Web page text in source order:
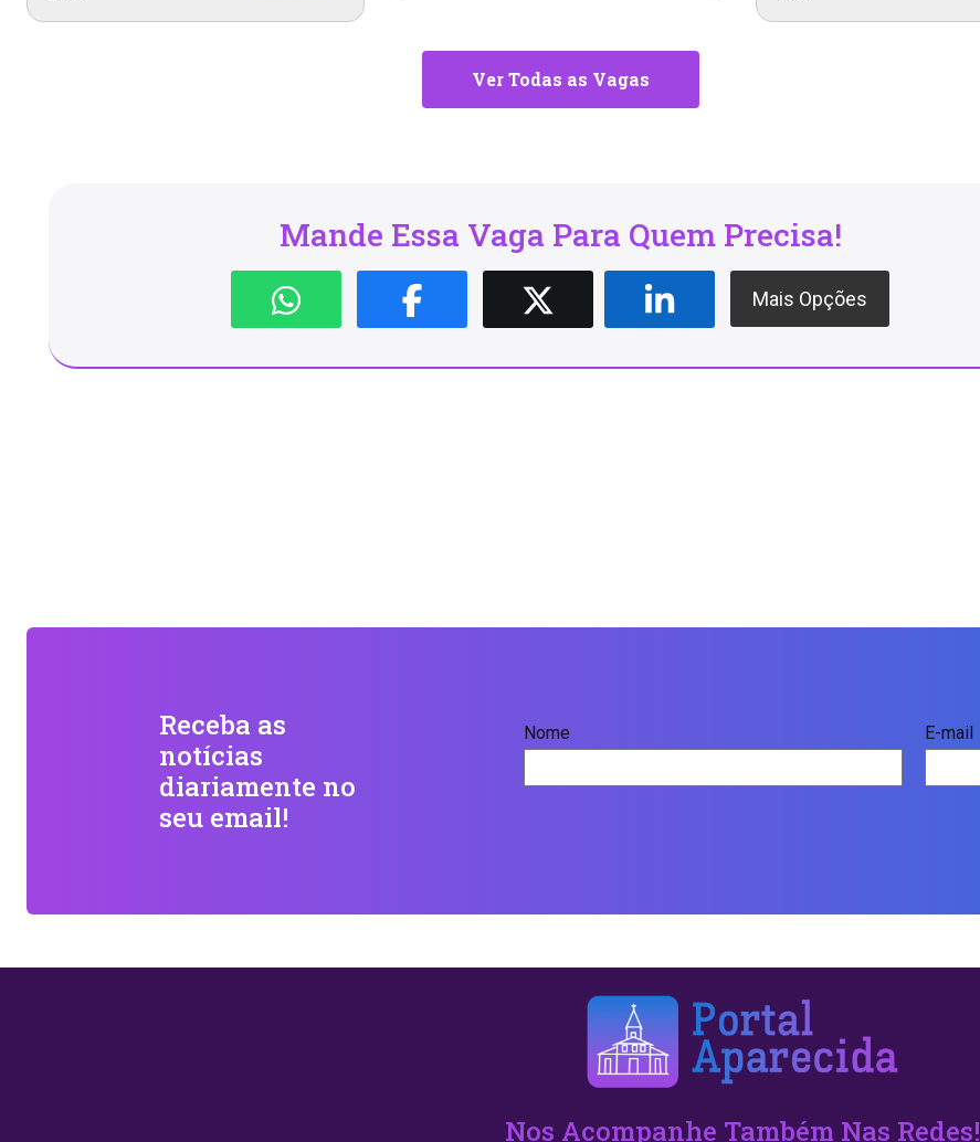
Ver Todas as Vagas
Mande Essa Vaga Para Quem Precisa!
Mais Opções
Receba as
notícias
diariamente no
seu email!
Nome E-mail
Nos Acompanhe Também Nas Redes!